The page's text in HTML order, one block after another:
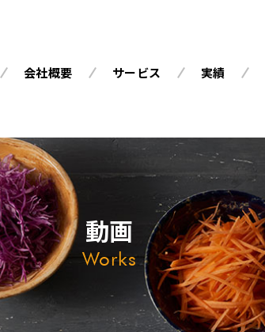
会社概要 サービス 実績
動画
Works